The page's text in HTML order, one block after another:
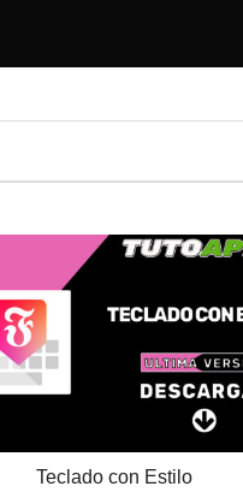
Teclado con Estilo